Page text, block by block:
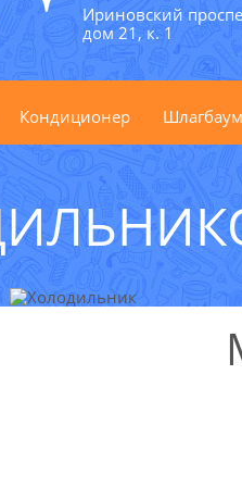
Ириновский
дом 21, к. 1
Кондиционер Шлагбаум